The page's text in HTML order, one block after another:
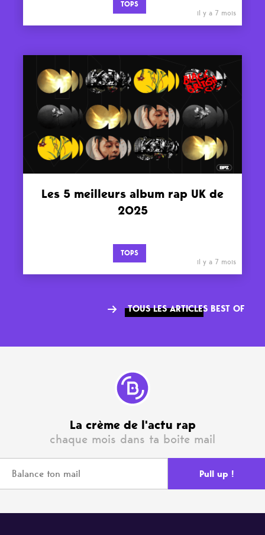
TOPS
il y a 7 mois
Les 5 meilleurs album rap UK de
2025
TOPS
il y a 7 mois
TOUS LES ARTICLES BEST OF
La crème de l'actu rap
chaque mois dans ta boite mail